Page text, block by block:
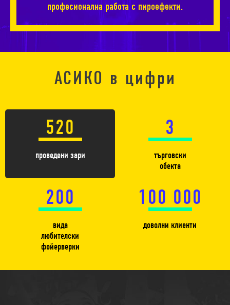
професионална работа с пироефекти.
АСИКО в цифри
520
проведени зари
3
търговски
обекта
200
вида
любителски
фойерверки
100 000
доволни клиенти